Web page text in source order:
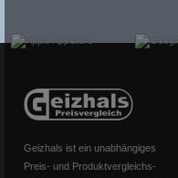
Geizhals ist ein unabhängiges
Preis- und Produktvergleichs-